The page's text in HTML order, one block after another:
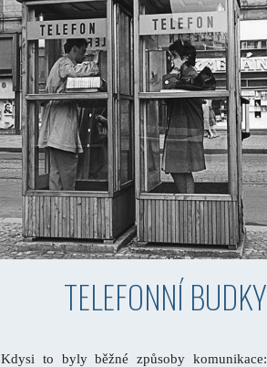
TELEFONNÍ BUDKY
Kdysi to byly běžné způsoby komunikace: